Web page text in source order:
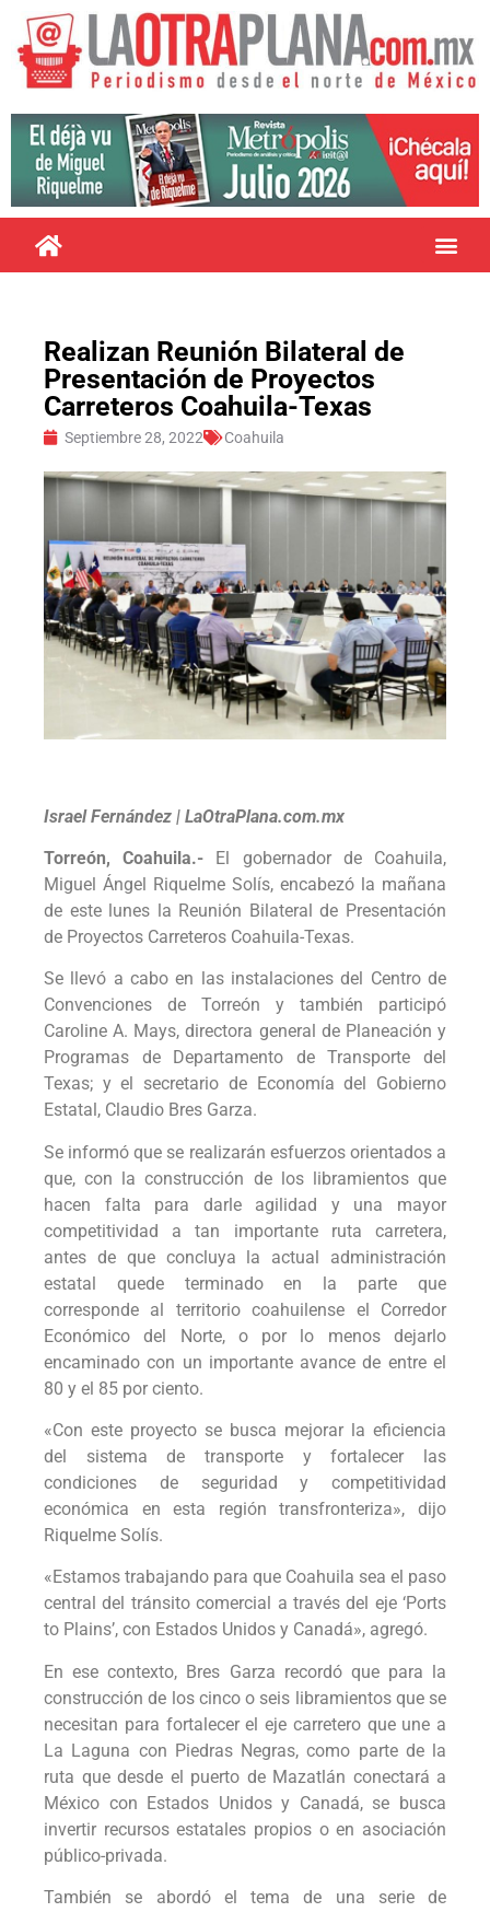
Realizan Reunión Bilateral de
Presentación de Proyectos
Carreteros Coahuila-Texas
Septiembre 28, 2022 Coahuila
Israel Fernández | LaOtraPlana.com.mx
Torreón, Coahuila.- El gobernador de Coahuila,
Miguel Ángel Riquelme Solís, encabezó la mañana
de este lunes la Reunión Bilateral de Presentación
de Proyectos Carreteros Coahuila-Texas.
Se llevó a cabo en las instalaciones del Centro de
Convenciones de Torreón y también participó
Caroline A. Mays, directora general de Planeación y
Programas de Departamento de Transporte del
Texas; y el secretario de Economía del Gobierno
Estatal, Claudio Bres Garza.
Se informó que se realizarán esfuerzos orientados a
que, con la construcción de los libramientos que
hacen falta para darle agilidad y una mayor
competitividad a tan importante ruta carretera,
antes de que concluya la actual administración
estatal quede terminado en la parte que
corresponde al territorio coahuilense el Corredor
Económico del Norte, o por lo menos dejarlo
encaminado con un importante avance de entre el
80 y el 85 por ciento.
«Con este proyecto se busca mejorar la eficiencia
del sistema de transporte y fortalecer las
condiciones de seguridad y competitividad
económica en esta región transfronteriza», dijo
Riquelme Solís.
«Estamos trabajando para que Coahuila sea el paso
central del tránsito comercial a través del eje ‘Ports
to Plains’, con Estados Unidos y Canadá», agregó.
En ese contexto, Bres Garza recordó que para la
construcción de los cinco o seis libramientos que se
necesitan para fortalecer el eje carretero que une a
La Laguna con Piedras Negras, como parte de la
ruta que desde el puerto de Mazatlán conectará a
México con Estados Unidos y Canadá, se busca
invertir recursos estatales propios o en asociación
público-privada.
También se abordó el tema de una serie de